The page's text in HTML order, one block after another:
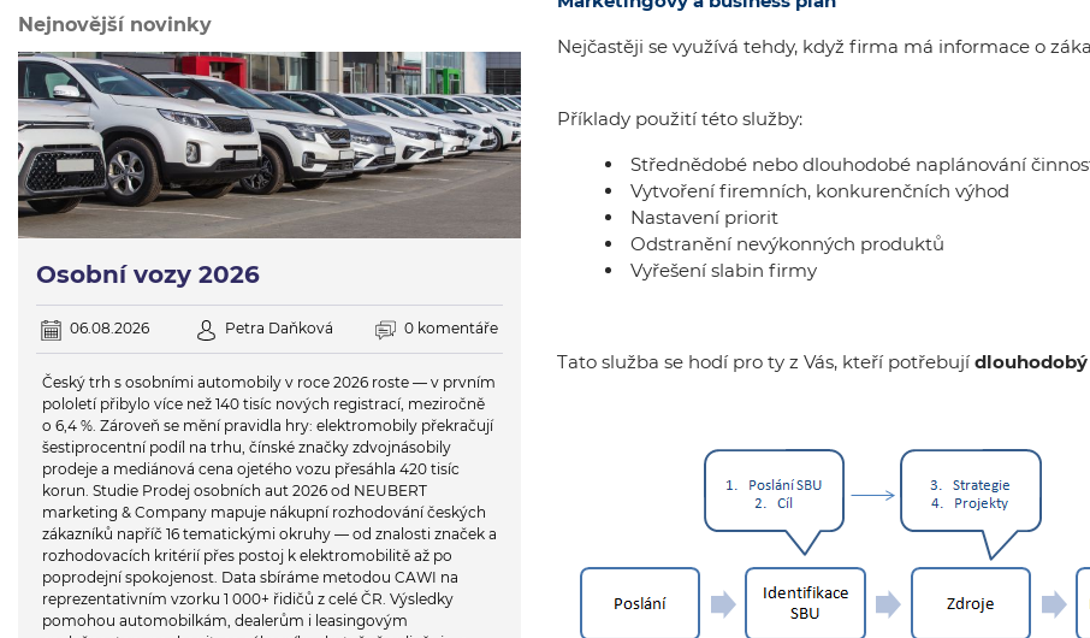
Nejčastěji se využívá tehdy, když firma má informace o
Příklady použití této služby:
Střednědobé nebo dlouhodobé naplánování
Vytvoření firemních, konkurenčních výhod
Nastavení priorit
Odstranění nevýkonných produktů
Vyřešení slabin firmy
Tato služba se hodí pro ty z Vás, kteří potřebují
Nejnovější novinky
Osobní vozy 2026
06.08.2026 Petra Daňková 0 komentáře
Český trh s osobními automobily v roce 2026 roste — v prvním
pololetí přibylo více než 140 tisíc nových registrací, meziročně
o 6,4 %. Zároveň se mění pravidla hry: elektromobily překračují
šestiprocentní podíl na trhu, čínské značky zdvojnásobily
prodeje a mediánová cena ojetého vozu přesáhla 420 tisíc
korun. Studie Prodej osobních aut 2026 od NEUBERT
marketing & Company mapuje nákupní rozhodování českých
zákazníků napříč 16 tematickými okruhy — od znalosti značek a
rozhodovacích kritérií přes postoj k elektromobilitě až po
poprodejní spokojenost. Data sbíráme metodou CAWI na
reprezentativním vzorku 1 000+ řidičů z celé ČR. Výsledky
pomohou automobilkám, dealerům i leasingovým